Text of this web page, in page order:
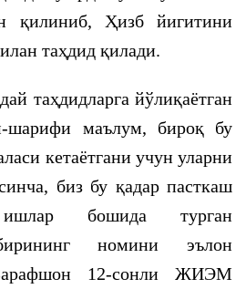
қилиниб, Ҳизб йигитини
таҳдид қилади.
таҳдидларга йўлиқаётган
шарифи маълум, бироқ бу
кетаётгани учун уларни
биз бу қадар пасткаш
бошида турган
номини эълон
12-сонли ЖИЭМ